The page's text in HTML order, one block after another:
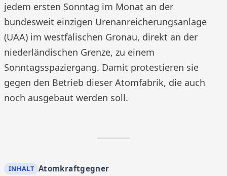
jedem ersten Sonntag im Monat an der
bundesweit einzigen Urenanreicherungsanlage
(UAA) im westfälischen Gronau, direkt an der
niederländischen Grenze, zu einem
Sonntagsspaziergang. Damit protestieren sie
gegen den Betrieb dieser Atomfabrik, die auch
noch ausgebaut werden soll.
Atomkraftgegner